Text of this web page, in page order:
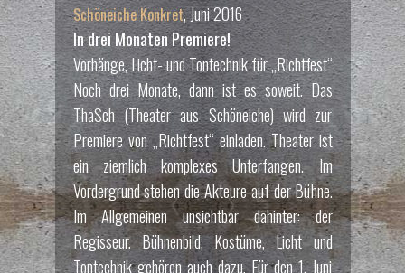
Schöneiche Konkret, Juni 2016
In drei Monaten Premiere!
Vorhänge, Licht- und Tontechnik für „Richtfest“
Noch drei Monate, dann ist es soweit. Das
ThaSch (Theater aus Schöneiche) wird zur
Premiere von „Richtfest“ einladen. Theater ist
ein ziemlich komplexes Unterfangen. Im
Vordergrund stehen die Akteure auf der Bühne.
Im Allgemeinen unsichtbar dahinter: der
Regisseur. Bühnenbild, Kostüme, Licht und
Tontechnik gehören auch dazu. Für den 1. Juni